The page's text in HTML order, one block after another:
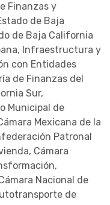
Finanzas y
de Baja
de Baja California
Infraestructura y
con Entidades
de Finanzas del
Sur,
Municipal de
Mexicana de la
Patronal
Cámara
Nacional de
de